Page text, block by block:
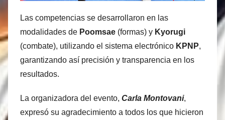
Las competencias se desarrollaron en las
modalidades de Poomsae (formas) y Kyorugi
(combate), utilizando el sistema electrónico KPNP,
garantizando así precisión y transparencia en los
resultados.
La organizadora del evento, Carla Montovani,
expresó su agradecimiento a todos los que hicieron